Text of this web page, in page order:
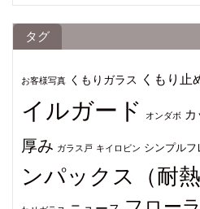
タグ
お客様写真 くもりガラス くもり止
イルガード
オンダボ カ
厚み ガラス戸 キイロビン シンプルフ
ンパックス（耐熱